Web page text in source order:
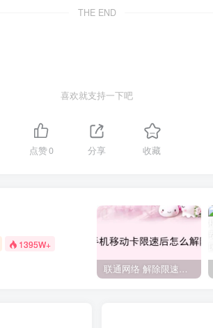
THE END
喜欢就支持一下吧
点赞0 分享 收藏
1395W+
联通网络 解除限速方法参考！畅享、畅玩、老白干等及其它地区自测了